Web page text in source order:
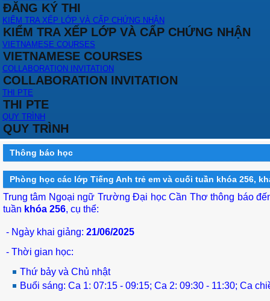
ĐĂNG KÝ THI
KIỂM TRA XẾP LỚP VÀ CẤP CHỨNG NHẬN
KIỂM TRA XẾP LỚP VÀ CẤP CHỨNG NHẬN
VIETNAMESE COURSES
VIETNAMESE COURSES
COLLABORATION INVITATION
COLLABORATION INVITATION
THI PTE
THI PTE
QUY TRÌNH
QUY TRÌNH
Thông báo học
Phòng học các lớp Tiếng Anh trẻ em và cuối tuần khóa 256,
Trung tâm Ngoại ngữ Trường Đại học Cần Thơ thông báo
tuần khóa 256, cụ thể:
- Ngày khai giảng: 21/06/2025
- Thời gian học:
Thứ bảy và Chủ nhật
Buổi sáng: Ca 1: 07:15 - 09:15; Ca 2: 09:30 - 11:30; Ca